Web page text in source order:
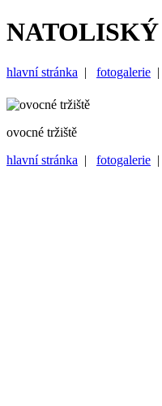
hlavní stránka | fotogalerie |
ovocné tržiště
hlavní stránka | fotogalerie |